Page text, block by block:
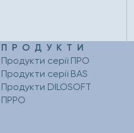
ПРОДУКТИ
Продукти серії ПРО
Продукти серії BAS
Продукти DILOSOFT
ПРРО